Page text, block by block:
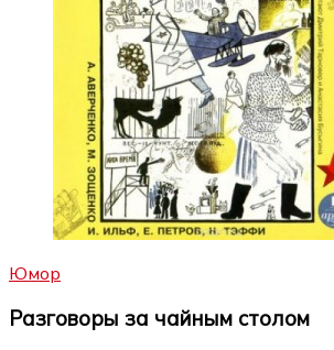
Юмор
Разговоры за чайным столом